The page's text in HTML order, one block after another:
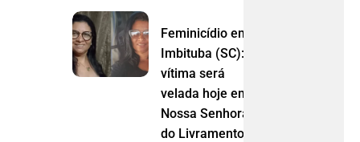
Feminicídio em
Imbituba (SC):
vítima será
velada hoje em
Nossa Senhora
do Livramento (MT)